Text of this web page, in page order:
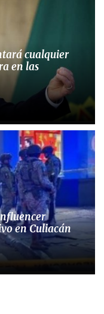
cualquier
en las
en Culiacán